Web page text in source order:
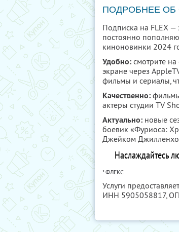
ПОДРОБНЕЕ ОБ
Подписка на FLEX —
постоянно
киноновинки 2024
Удобно: смотрите
экране через
фильмы и сериалы,
Качественно:
актеры студии TV
Актуально: новые
боевик «Фуриоса:
Джейком
Наслаждайтесь
* ФЛЕКС
Услуги
ИНН 5905058817,